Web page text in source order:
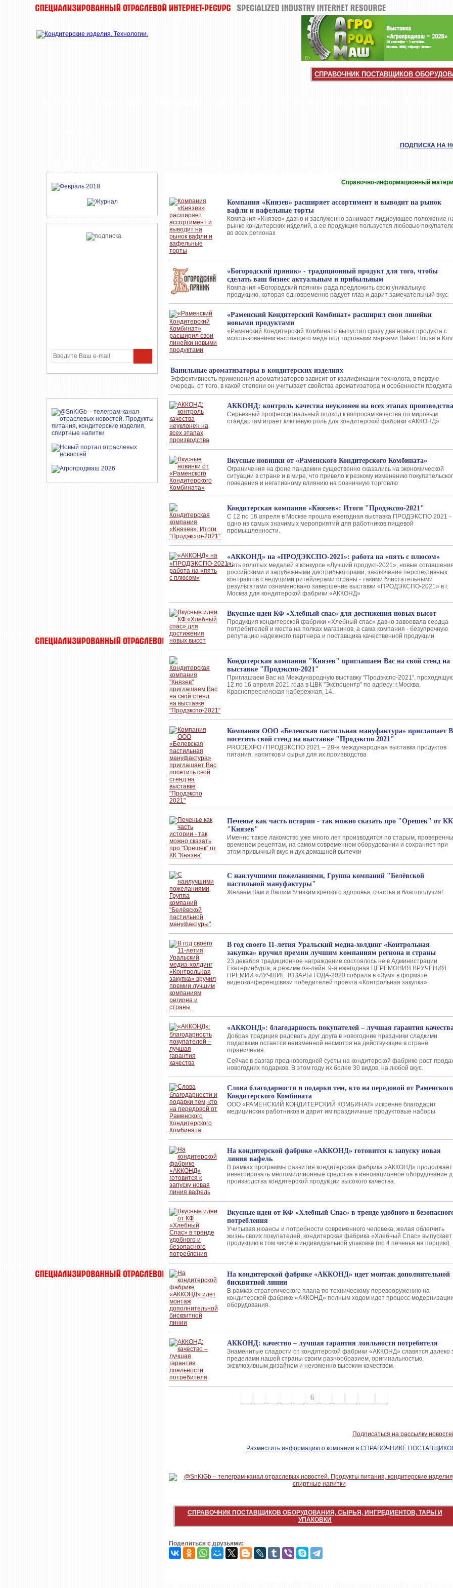
СПРАВОЧНИК ПОСТАВЩИКОВ
ЖУРНАЛА
ПОДПИСКА НА
Справочно-информационный
Компания «Князев» расширяет ассортимент и выводит на рынок
вафли и вафельные торты
Компания «Князев» давно и заслуженно занимает лидирующее положение
рынке кондитерских изделий, а ее продукция пользуется любовью
во всех регионах
«Богородский пряник» - традиционный продукт для того, чтобы
сделать ваш бизнес актуальным и прибыльным
Компания «Богородский пряник» рада предложить свою уникальную
продукцию, которая одновременно радует глаз и дарит замечательный вкус
«Раменский Кондитерский Комбинат» расширил свои линейки
новыми продуктами
«Раменский Кондитерский Комбинат» выпустил сразу два новых продукта с
использованием настоящего меда под торговыми марками Baker House и
Ванильные ароматизаторы в кондитерских изделиях
Эффективность применения ароматизаторов зависит от квалификации технолога, в первую
очередь, от того, в какой степени он учитывает свойства ароматизатора и особенности продукта
АККОНД: контроль качества неуклонен на всех этапах производства
Серьезный профессиональный подход к вопросам качества по мировым
стандартам играет ключевую роль для кондитерской фабрики «АККОНД»
Вкусные новинки от «Раменского Кондитерского Комбината»
Ограничения на фоне пандемии существенно сказались на экономической
ситуации в стране и в мире, что привело к резкому изменению
поведения и негативному влиянию на розничную торговлю
Кондитерская компания «Князев»: Итоги "Продэкспо-2021"
С 12 по 16 апреля в Москве прошла ежегодная выставка ПРОДЭКСПО 2021 -
одно из самых значимых мероприятий для работников пищевой
промышленности.
«АККОНД» на «ПРОДЭКСПО-2021»: работа на «пять с плюсом»
Пять золотых медалей в конкурсе «Лучший продукт-2021», новые
российскими и зарубежными дистрибьюторами, заключение перспективных
контрактов с ведущими ритейлерами страны - такими блистательными
результатами ознаменовано завершение выставки «ПРОДЭКСПО-2021» в г.
Москва для кондитерской фабрики «АККОНД»
Вкусные идеи КФ «Хлебный спас» для достижения новых высот
Продукция кондитерской фабрики «Хлебный спас» давно завоевала сердца
потребителей и места на полках магазинов, а сама компания - безупречную
репутацию надежного партнера и поставщика качественной продукции
Кондитерская компания "Князев" приглашаем Вас на свой стенд на
выставке "Продэкспо-2021"
Приглашаем Вас на Международную выставку "Продэкспо-2021",
12 по 16 апреля 2021 года в ЦВК "Экспоцентр" по адресу: г.Москва,
Краснопресненская набережная, 14.
Компания ООО «Белевская пастильная мануфактура» приглашает
посетить свой стенд на выставке "Продэкспо 2021"
PRODEXPO / ПРОДЭКСПО 2021 – 28-я международная выставка продуктов
питания, напитков и сырья для их производства
Печенье как часть истории - так можно сказать про "Орешек" от КК
"Князев"
Именно такое лакомство уже много лет производится по старым,
временем рецептам, на самом современном оборудовании и сохраняет при
этом привычный вкус и дух домашней выпечки
С наилучшими пожеланиями, Группа компаний "Белёвской
пастильной мануфактуры"
Желаем Вам и Вашим близким крепкого здоровья, счастья и благополучия!
В год своего 11-летия Уральский медиа-холдинг «Контрольная
закупка» вручил премии лучшим компаниям региона и страны
23 декабря традиционное награждение состоялось не в Администрации
Екатеринбурга, а режиме он-лайн. 9-я ежегодная ЦЕРЕМОНИЯ ВРУЧЕНИЯ
ПРЕМИИ «ЛУЧШИЕ ТОВАРЫ ГОДА-2020 собрала в «Зум» в формате
видеоконференцсвязи победителей проекта «Контрольная закупка».
«АККОНД»: благодарность покупателей – лучшая гарантия
Добрая традиция радовать друг друга в новогодние праздники сладкими
подарками остается неизменной несмотря на действующие в стране
ограничения.
Сейчас в разгар предновогодней суеты на кондитерской фабрике рост
новогодних подарков. В этом году их более 30 видов, на любой вкус.
Слова благодарности и подарки тем, кто на передовой от Раменского
Кондитерского Комбината
ООО «РАМЕНСКИЙ КОНДИТЕРСКИЙ КОМБИНАТ» искренне благодарит
медицинских работников и дарит им праздничные продуктовые наборы
На кондитерской фабрике «АККОНД» готовится к запуску новая
линия вафель
В рамках программы развития кондитерская фабрика «АККОНД» продолжает
инвестировать многомиллионные средства в инновационное оборудование
производства кондитерской продукции высокого качества.
Вкусные идеи от КФ «Хлебный Спас» в тренде удобного и
потребления
Учитывая нюансы и потребности современного человека, желая облегчить
жизнь своих покупателей, кондитерская фабрика «Хлебный Спас» выпускает
продукцию в том числе в индивидуальной упаковке (по 4 печенья на порцию).
На кондитерской фабрике «АККОНД» идет монтаж дополнительной
бисквитной линии
В рамках стратегического плана по техническому перевооружению на
кондитерской фабрике «АККОНД» полным ходом идет процесс
оборудования.
АККОНД: качество – лучшая гарантия лояльности потребителя
Знаменитые сладости от кондитерской фабрики «АККОНД» славятся далеко
пределами нашей страны своим разнообразием, оригинальностью,
эксклюзивным дизайном и неизменно высоким качеством.
6
Подписаться на рассылку
Разместить информацию о компании в СПРАВОЧНИКЕ
СПРАВОЧНИК ПОСТАВЩИКОВ ОБОРУДОВАНИЯ, СЫРЬЯ, ИНГРЕДИЕНТОВ, ТАРЫ И
УПАКОВКИ
Поделиться с друзьями: